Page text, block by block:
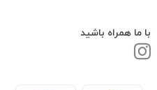
با ما همراه باشید